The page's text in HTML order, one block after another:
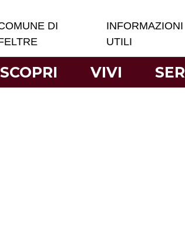
DI
INFORMAZIONI
UTILI
SCOPRI VIVI